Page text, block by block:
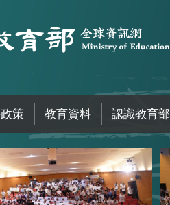
策 教育資料 認識教育部